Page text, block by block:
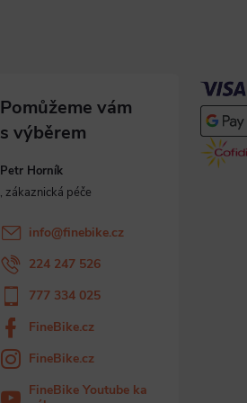
Petr Horník
info@finebike.cz
224 247 526
777 334 025
FineBike.cz
FineBike.cz
FineBike Youtube ka